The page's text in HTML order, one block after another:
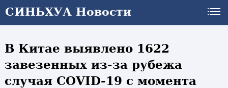
СИНЬХУА Новости
В Китае выявлено 1622
завезенных из-за рубежа
случая COVID-19 с момента